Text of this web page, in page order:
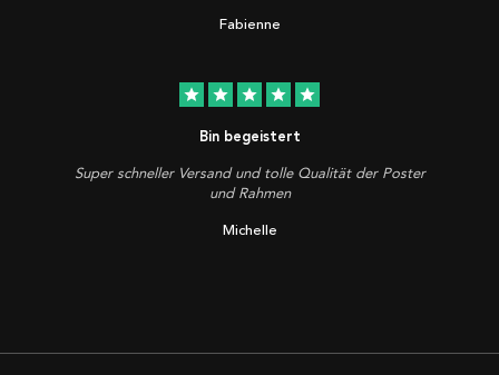
Fabienne
star star star star star
Bin begeistert
Super schneller Versand und tolle Qualität der Poster
und Rahmen
Michelle